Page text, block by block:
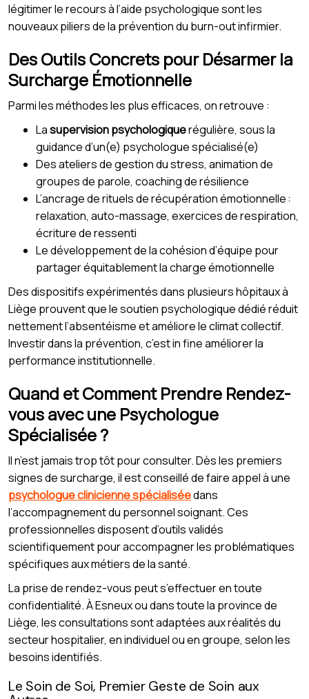
légitimer le recours à l’aide psychologique sont les
nouveaux piliers de la prévention du burn-out infirmier.
Des Outils Concrets pour Désarmer la
Surcharge Émotionnelle
Parmi les méthodes les plus efficaces, on retrouve :
Lasupervision psychologiquerégulière, sous la
guidance d’un(e) psychologue spécialisé(e)
Des ateliers de gestion du stress, animation de
groupes de parole, coaching de résilience
L’ancrage de rituels de récupération émotionnelle :
relaxation, auto-massage, exercices de respiration,
écriture de ressenti
Le développement de la cohésion d’équipe pour
partager équitablement la charge émotionnelle
Des dispositifs expérimentés dans plusieurs hôpitaux à
Liège prouvent que le soutien psychologique dédié réduit
nettement l’absentéisme et améliore le climat collectif.
Investir dans la prévention, c’est in fine améliorer la
performance institutionnelle.
Quand et Comment Prendre Rendez-
vous avec une Psychologue
Spécialisée ?
Il n’est jamais trop tôt pour consulter. Dès les premiers
signes de surcharge, il est conseillé de faire appel à une
psychologue clinicienne spécialiséedans
l’accompagnement du personnel soignant. Ces
professionnelles disposent d’outils validés
scientifiquement pour accompagner les problématiques
spécifiques aux métiers de la santé.
La prise de rendez-vous peut s’effectuer en toute
confidentialité. À Esneux ou dans toute la province de
Liège, les consultations sont adaptées aux réalités du
secteur hospitalier, en individuel ou en groupe, selon les
besoins identifiés.
Le Soin de Soi, Premier Geste de Soin aux